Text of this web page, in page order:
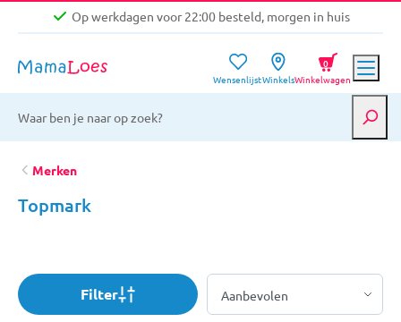
Op werkdagen voor 22:00 besteld, morgen in huis
Gratis verzending vanaf €39,-
Op werkdagen voor 22:00 besteld, morgen in huis
WensenlijstWinkelsWinkelwagen
0
Merken
Topmark
Filter